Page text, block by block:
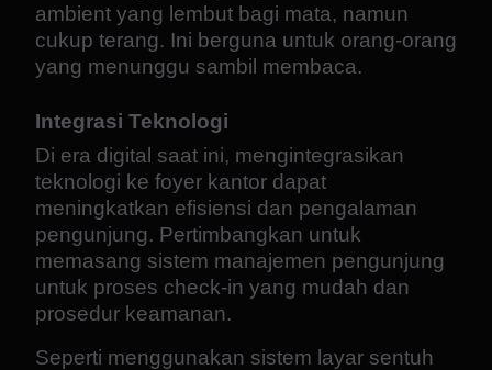
ambient yang lembut bagi mata, namun
cukup terang. Ini berguna untuk orang-orang
yang menunggu sambil membaca.
Integrasi Teknologi
Di era digital saat ini, mengintegrasikan
teknologi ke foyer kantor dapat
meningkatkan efisiensi dan pengalaman
pengunjung. Pertimbangkan untuk
memasang sistem manajemen pengunjung
untuk proses check-in yang mudah dan
prosedur keamanan.
Seperti menggunakan sistem layar sentuh